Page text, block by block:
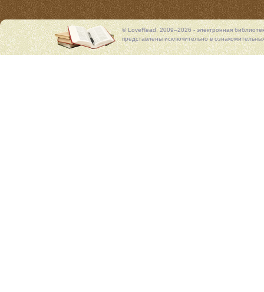
© LoveRead, 2009–2026 - электронная
представлены исключительно в